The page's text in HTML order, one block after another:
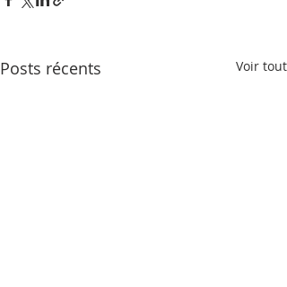
Posts récents Voir tout